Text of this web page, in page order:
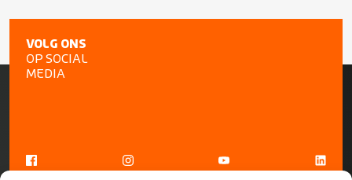
VOLG ONS
OP SOCIAL
MEDIA